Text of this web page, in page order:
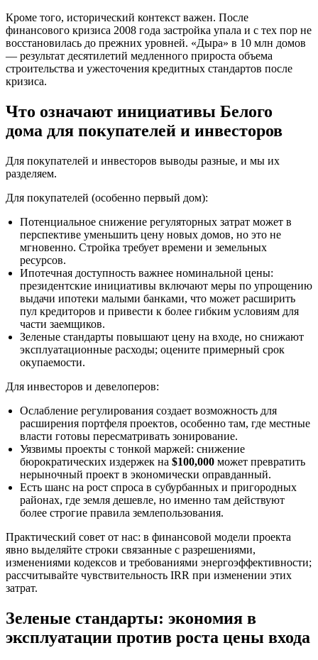
Кроме того, исторический контекст важен. После
финансового кризиса 2008 года застройка упала и с тех пор не
восстановилась до прежних уровней. «Дыра» в 10 млн домов
— результат десятилетий медленного прироста объема
строительства и ужесточения кредитных стандартов после
кризиса.
Что означают инициативы Белого
дома для покупателей и инвесторов
Для покупателей и инвесторов выводы разные, и мы их
разделяем.
Для покупателей (особенно первый дом):
Потенциальное снижение регуляторных затрат может в
перспективе уменьшить цену новых домов, но это не
мгновенно. Стройка требует времени и земельных
ресурсов.
Ипотечная доступность важнее номинальной цены:
президентские инициативы включают меры по упрощению
выдачи ипотеки малыми банками, что может расширить
пул кредиторов и привести к более гибким условиям для
части заемщиков.
Зеленые стандарты повышают цену на входе, но снижают
эксплуатационные расходы; оцените примерный срок
окупаемости.
Для инвесторов и девелоперов:
Ослабление регулирования создает возможность для
расширения портфеля проектов, особенно там, где местные
власти готовы пересматривать зонирование.
Уязвимы проекты с тонкой маржей: снижение
бюрократических издержек на $100,000 может превратить
нерыночный проект в экономически оправданный.
Есть шанс на рост спроса в субурбанных и пригородных
районах, где земля дешевле, но именно там действуют
более строгие правила землепользования.
Практический совет от нас: в финансовой модели проекта
явно выделяйте строки связанные с разрешениями,
изменениями кодексов и требованиями энергоэффективности;
рассчитывайте чувствительность IRR при изменении этих
затрат.
Зеленые стандарты: экономия в
эксплуатации против роста цены входа